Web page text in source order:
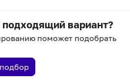
вариант?
поможет подобрать